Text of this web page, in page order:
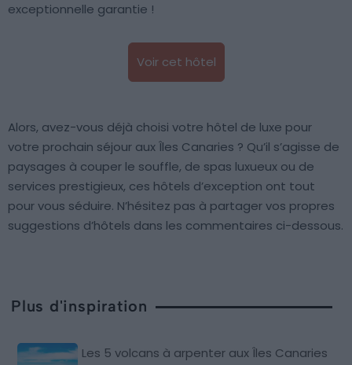
exceptionnelle garantie !
Voir cet hôtel
Alors, avez-vous déjà choisi votre hôtel de luxe pour
votre prochain séjour aux Îles Canaries ? Qu’il s’agisse de
paysages à couper le souffle, de spas luxueux ou de
services prestigieux, ces hôtels d’exception ont tout
pour vous séduire. N’hésitez pas à partager vos propres
suggestions d’hôtels dans les commentaires ci-dessous.
Plus d'inspiration
Les 5 volcans à arpenter aux Îles Canaries